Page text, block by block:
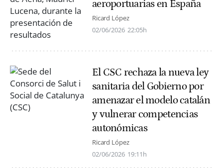
aeroportuarias en España
Ricard López
02/06/2026 22:05h
El CSC rechaza la nueva ley
sanitaria del Gobierno por
amenazar el modelo catalán
y vulnerar competencias
autonómicas
Ricard López
02/06/2026 19:11h